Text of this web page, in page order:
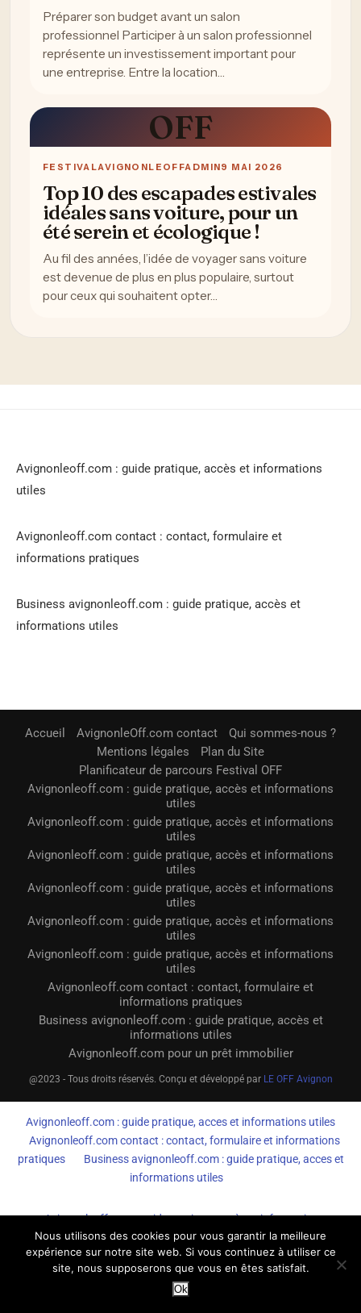
Préparer son budget avant un salon
professionnel Participer à un salon professionnel
représente un investissement important pour
une entreprise. Entre la location…
OFF
FESTIVALAVIGNONLEOFFADMIN9 MAI 2026
Top 10 des escapades estivales
idéales sans voiture, pour un
été serein et écologique !
Au fil des années, l’idée de voyager sans voiture
est devenue de plus en plus populaire, surtout
pour ceux qui souhaitent opter…
Avignonleoff.com : guide pratique, accès et informations
utiles
Avignonleoff.com contact : contact, formulaire et
informations pratiques
Business avignonleoff.com : guide pratique, accès et
informations utiles
Accueil AvignonleOff.com contact
Qui sommes-nous ?
Mentions légales
Plan du Site
Planificateur de parcours Festival OFF
Avignonleoff.com : guide pratique, accès et informations
utiles
Avignonleoff.com : guide pratique, accès et informations
utiles
Avignonleoff.com : guide pratique, accès et informations
utiles
Avignonleoff.com : guide pratique, accès et informations
utiles
Avignonleoff.com : guide pratique, accès et informations
utiles
Avignonleoff.com : guide pratique, accès et informations
utiles
Avignonleoff.com contact : contact, formulaire et
informations pratiques
Business avignonleoff.com : guide pratique, accès et
informations utiles
Avignonleoff.com pour un prêt immobilier
@2023 - Tous droits réservés. Conçu et développé par LE OFF Avignon
Avignonleoff.com : guide pratique, acces et informations utiles
Avignonleoff.com contact : contact, formulaire et informations
pratiques
Business avignonleoff.com : guide pratique, acces et
informations utiles
Avignonleoff.com : guide pratique, accès et informations
utiles
Avignonleoff.com contact : contact, formulaire et
informations pratiques
Business avignonleoff.com : guide
pratique, accès et informations utiles
Nous utilisons des cookies pour vous garantir la meilleure
expérience sur notre site web. Si vous continuez à utiliser ce
site, nous supposerons que vous en êtes satisfait.
Ok